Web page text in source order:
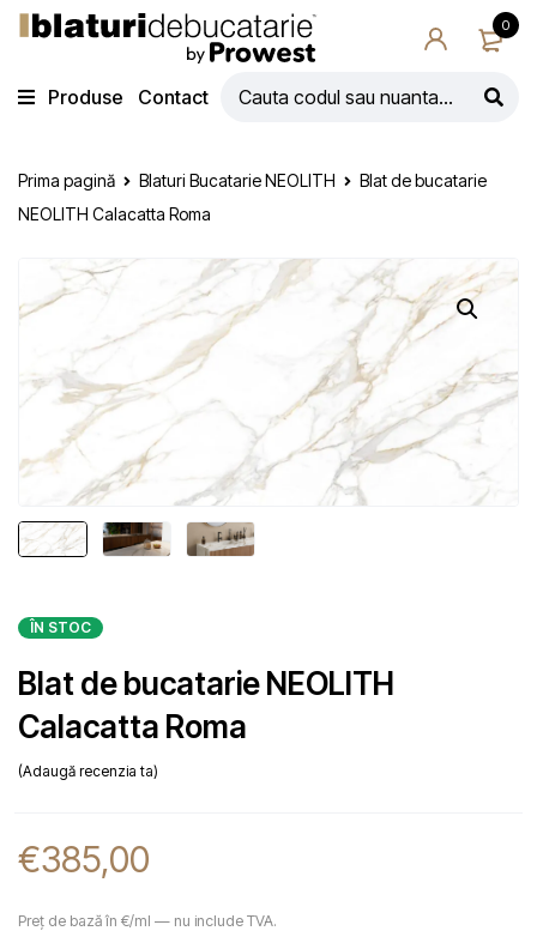
0
Produse Contact
Prima pagină Blaturi Bucatarie NEOLITH
Blat de bucatarie
NEOLITH Calacatta Roma
ÎN STOC
Blat de bucatarie NEOLITH
Calacatta Roma
Adaugă recenzia ta
€385,00
Preț de bază în €/ml — nu include TVA.